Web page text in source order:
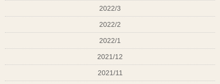
2022/3
2022/2
2022/1
2021/12
2021/11